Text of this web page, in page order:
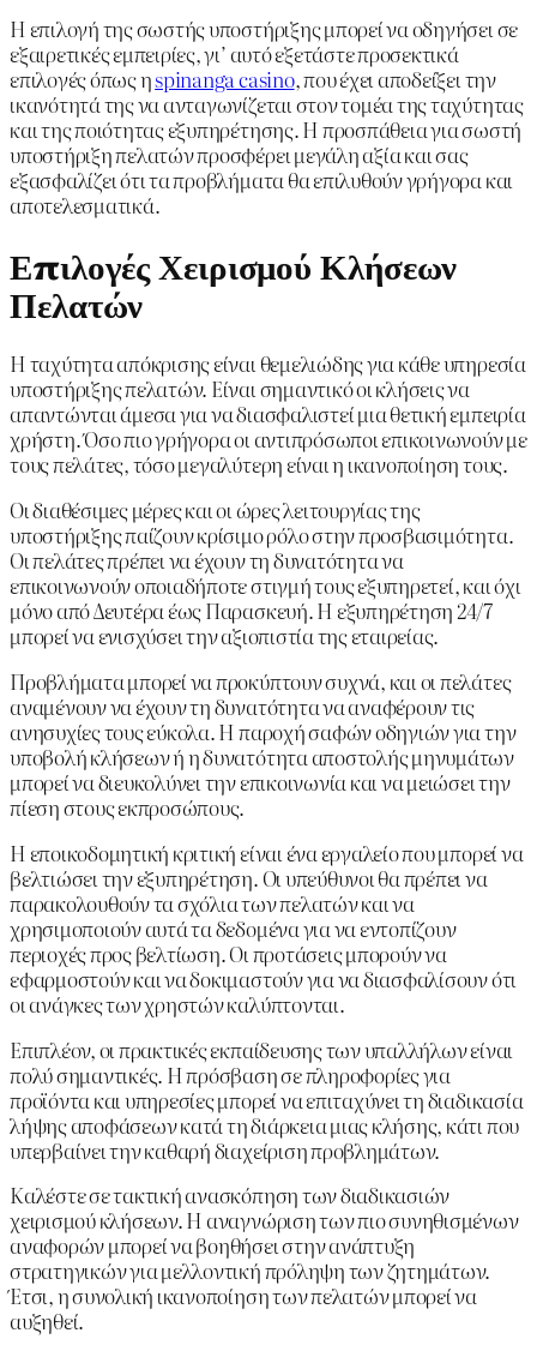
Η επιλογή της σωστής υποστήριξης μπορεί να οδηγήσει σε
εξαιρετικές εμπειρίες, γι’ αυτό εξετάστε προσεκτικά
επιλογές όπως ηspinanga casino, που έχει αποδείξει την
ικανότητά της να ανταγωνίζεται στον τομέα της ταχύτητας
και της ποιότητας εξυπηρέτησης. Η προσπάθεια για σωστή
υποστήριξη πελατών προσφέρει μεγάλη αξία και σας
εξασφαλίζει ότι τα προβλήματα θα επιλυθούν γρήγορα και
αποτελεσματικά.
Επιλογές Χειρισμού Κλήσεων
Πελατών
Η ταχύτητα απόκρισης είναι θεμελιώδης για κάθε υπηρεσία
υποστήριξης πελατών. Είναι σημαντικό οι κλήσεις να
απαντώνται άμεσα για να διασφαλιστεί μια θετική εμπειρία
χρήστη. Όσο πιο γρήγορα οι αντιπρόσωποι επικοινωνούν με
τους πελάτες, τόσο μεγαλύτερη είναι η ικανοποίηση τους.
Οι διαθέσιμες μέρες και οι ώρες λειτουργίας της
υποστήριξης παίζουν κρίσιμο ρόλο στην προσβασιμότητα.
Οι πελάτες πρέπει να έχουν τη δυνατότητα να
επικοινωνούν οποιαδήποτε στιγμή τους εξυπηρετεί, και όχι
μόνο από Δευτέρα έως Παρασκευή. Η εξυπηρέτηση 24/7
μπορεί να ενισχύσει την αξιοπιστία της εταιρείας.
Προβλήματα μπορεί να προκύπτουν συχνά, και οι πελάτες
αναμένουν να έχουν τη δυνατότητα να αναφέρουν τις
ανησυχίες τους εύκολα. Η παροχή σαφών οδηγιών για την
υποβολή κλήσεων ή η δυνατότητα αποστολής μηνυμάτων
μπορεί να διευκολύνει την επικοινωνία και να μειώσει την
πίεση στους εκπροσώπους.
Η εποικοδομητική κριτική είναι ένα εργαλείο που μπορεί να
βελτιώσει την εξυπηρέτηση. Οι υπεύθυνοι θα πρέπει να
παρακολουθούν τα σχόλια των πελατών και να
χρησιμοποιούν αυτά τα δεδομένα για να εντοπίζουν
περιοχές προς βελτίωση. Οι προτάσεις μπορούν να
εφαρμοστούν και να δοκιμαστούν για να διασφαλίσουν ότι
οι ανάγκες των χρηστών καλύπτονται.
Επιπλέον, οι πρακτικές εκπαίδευσης των υπαλλήλων είναι
πολύ σημαντικές. Η πρόσβαση σε πληροφορίες για
προϊόντα και υπηρεσίες μπορεί να επιταχύνει τη διαδικασία
λήψης αποφάσεων κατά τη διάρκεια μιας κλήσης, κάτι που
υπερβαίνει την καθαρή διαχείριση προβλημάτων.
Καλέστε σε τακτική ανασκόπηση των διαδικασιών
χειρισμού κλήσεων. Η αναγνώριση των πιο συνηθισμένων
αναφορών μπορεί να βοηθήσει στην ανάπτυξη
στρατηγικών για μελλοντική πρόληψη των ζητημάτων.
Έτσι, η συνολική ικανοποίηση των πελατών μπορεί να
αυξηθεί.